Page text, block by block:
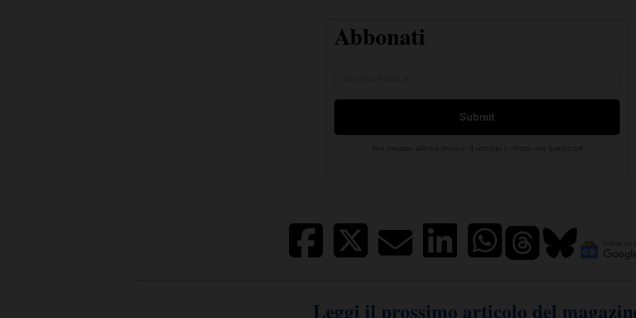
Leggi il prossimo articolo del